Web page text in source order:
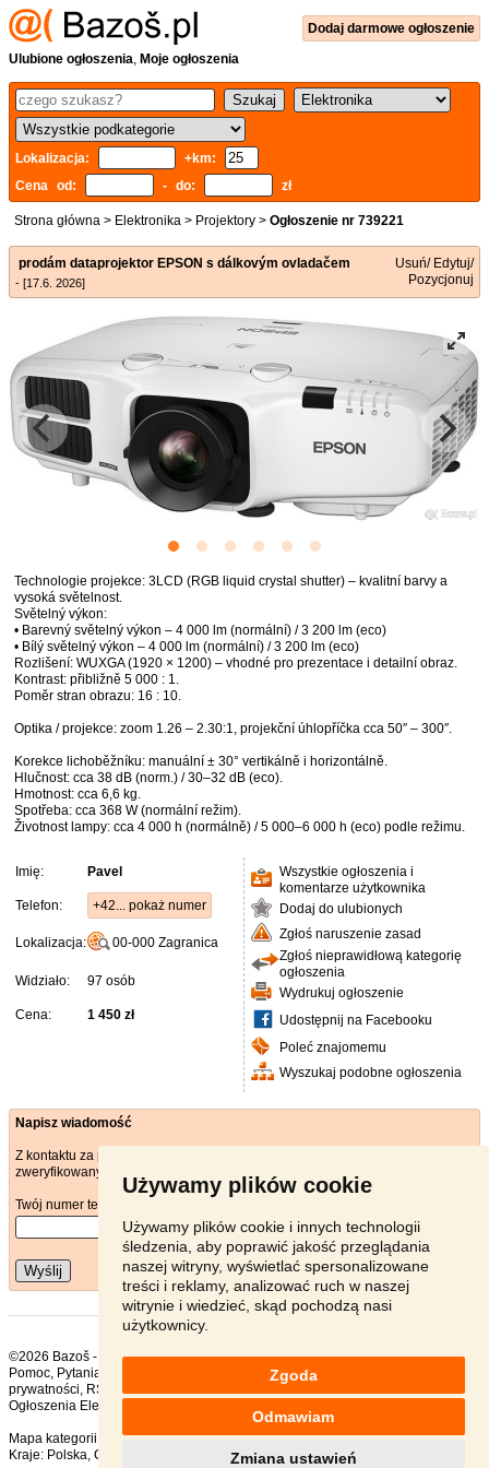
Używamy plików cookie
Używamy plików cookie i innych technologii
śledzenia, aby poprawić jakość przeglądania
naszej witryny, wyświetlać spersonalizowane
treści i reklamy, analizować ruch w naszej
witrynie i wiedzieć, skąd pochodzą nasi
użytkownicy.
Zgoda
Odmawiam
Zmiana ustawień
Dodaj darmowe ogłoszenie
Ulubione ogłoszenia, Moje ogłoszenia
Lokalizacja:
+km:
Cena od:
- do: zł
Strona główna > Elektronika > Projektory > Ogłoszenie nr 739221
prodám dataprojektor EPSON s dálkovým ovladačem
- [17.6. 2026]
Usuń/ Edytuj/
Pozycjonuj
Technologie projekce: 3LCD (RGB liquid crystal shutter) – kvalitní barvy a
vysoká světelnost.
Světelný výkon:
• Barevný světelný výkon – 4 000 lm (normální) / 3 200 lm (eco)
• Bílý světelný výkon – 4 000 lm (normální) / 3 200 lm (eco)
Rozlišení: WUXGA (1920 × 1200) – vhodné pro prezentace i detailní obraz.
Kontrast: přibližně 5 000 : 1.
Poměr stran obrazu: 16 : 10.
Optika / projekce: zoom 1.26 – 2.30:1, projekční úhlopříčka cca 50″ – 300″.
Korekce lichoběžníku: manuální ± 30° vertikálně i horizontálně.
Hlučnost: cca 38 dB (norm.) / 30–32 dB (eco).
Hmotnost: cca 6,6 kg.
Spotřeba: cca 368 W (normální režim).
Životnost lampy: cca 4 000 h (normálně) / 5 000–6 000 h (eco) podle režimu.
Imię: Pavel
Telefon: +42... pokaż numer
Lokalizacja: 00-000 Zagranica
Widziało: 97 osób
Cena: 1 450 zł
Wszystkie ogłoszenia i
komentarze użytkownika
Dodaj do ulubionych
Zgłoś naruszenie zasad
Zgłoś nieprawidłową kategorię
ogłoszenia
Wydrukuj ogłoszenie
Udostępnij na Facebooku
Poleć znajomemu
Wyszukaj podobne ogłoszenia
Napisz wiadomość
Z kontaktu za pośrednictwem poczty elektronicznej może korzystać tylko
zweryfikowany użytkownik.
Twój numer telefonu
Wyślij
©2026 Bazoš -
sprzedam, ogłoszenia Projektory
Pomoc Pytania Reklama,Regulamin
prywatności RSS
Ogłoszenia Elektronika ogółem:
Mapa kategorii
Popularne wyszukiwania
Kraje: Polska Czechy Austria